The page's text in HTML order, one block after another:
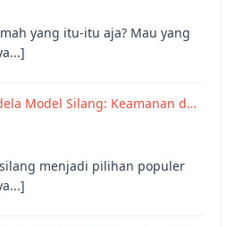
yang itu-itu aja? Mau yang
Model Silang: Keamanan d…
menjadi pilihan populer